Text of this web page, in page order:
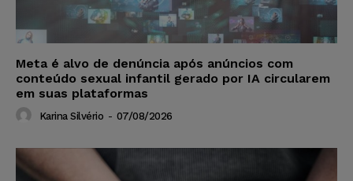
Meta é alvo de denúncia após anúncios com
conteúdo sexual infantil gerado por IA circularem
em suas plataformas
Karina Silvério - 07/08/2026